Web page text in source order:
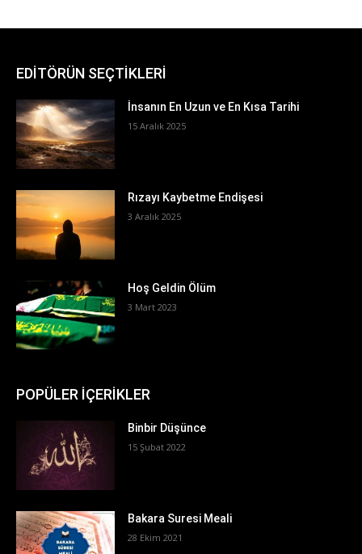
EDİTÖRÜN SEÇTİKLERİ
İnsanın En Uzun ve En Kısa Tarihi
15 Aralık 2025
Rızayı Kaybetme Endişesi
3 Aralık 2025
Hoş Geldin Ölüm
3 Mart 2023
POPÜLER İÇERİKLER
Binbir Düşünce
15 Şubat 2022
Bakara Suresi Meali
28 Ekim 2021